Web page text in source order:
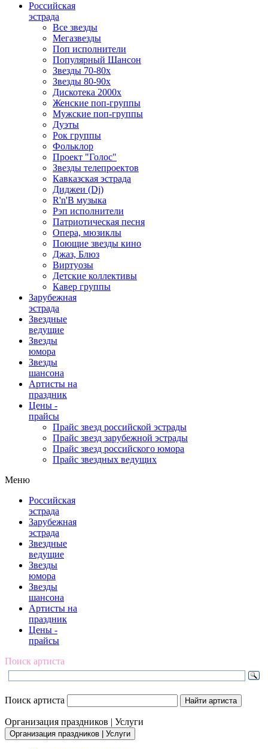
Российская
эстрада
Все звезды
Мегазвезды
Поп исполнители
Популярный Шансон
Звезды 70-80х
Звезды 80-90х
Дискотека 2000х
Женские поп-группы
Мужские поп-группы
Дуэты
Рок группы
Фольклор
Проект "Голос"
Звезды телепроектов
Кавказская эстрада
Диджеи (Dj)
R'n'B музыка
Рэп исполнители
Патриотическая песня
Опера, мюзиклы
Поющие звезды кино
Джаз, Блюз
Виртуозы
Детские коллективы
Кавер группы
Зарубежная
эстрада
Звездные
ведущие
Звезды
юмора
Звезды
шансона
Артисты на
праздник
Цены -
прайсы
Прайс звезд российской эстрады
Прайс звезд зарубежной эстрады
Прайс звезд российского юмора
Прайс звездных ведущих
Меню
Российская
эстрада
Зарубежная
эстрада
Звездные
ведущие
Звезды
юмора
Звезды
шансона
Артисты на
праздник
Цены -
прайсы
Поиск артиста
Поиск артиста
Организация праздников | Услуги
Организация праздников | Услуги